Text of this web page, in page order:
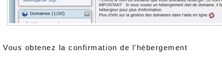
Vous obtenez la confirmation de l'hébergement